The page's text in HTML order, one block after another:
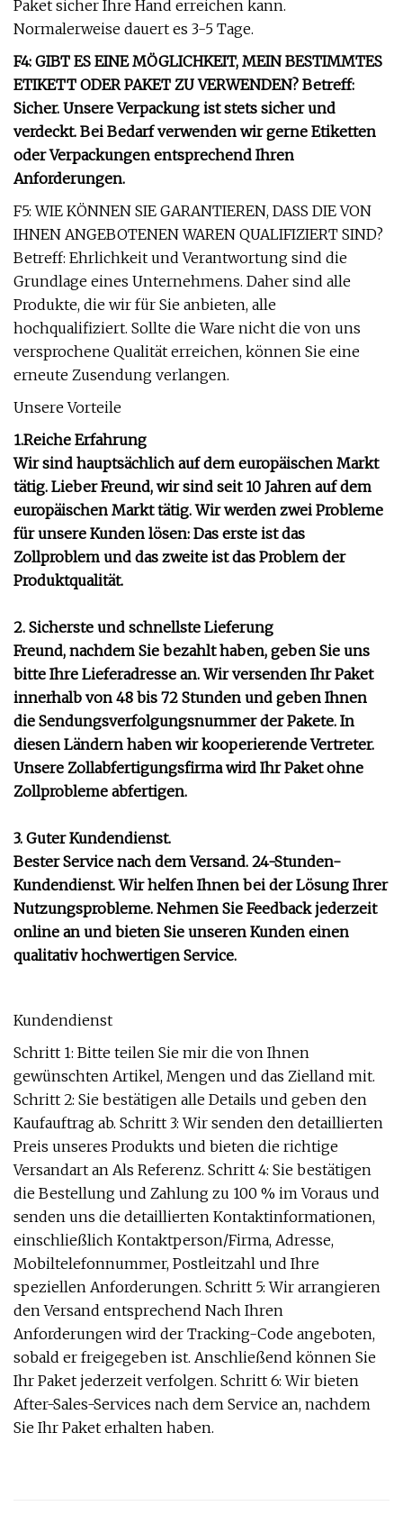
Paket sicher Ihre Hand erreichen kann.
Normalerweise dauert es 3-5 Tage.
F4: GIBT ES EINE MÖGLICHKEIT, MEIN BESTIMMTES
ETIKETT ODER PAKET ZU VERWENDEN? Betreff:
Sicher. Unsere Verpackung ist stets sicher und
verdeckt. Bei Bedarf verwenden wir gerne Etiketten
oder Verpackungen entsprechend Ihren
Anforderungen.
F5: WIE KÖNNEN SIE GARANTIEREN, DASS DIE VON
IHNEN ANGEBOTENEN WAREN QUALIFIZIERT SIND?
Betreff: Ehrlichkeit und Verantwortung sind die
Grundlage eines Unternehmens. Daher sind alle
Produkte, die wir für Sie anbieten, alle
hochqualifiziert. Sollte die Ware nicht die von uns
versprochene Qualität erreichen, können Sie eine
erneute Zusendung verlangen.
Unsere Vorteile
1.Reiche Erfahrung
Wir sind hauptsächlich auf dem europäischen Markt
tätig. Lieber Freund, wir sind seit 10 Jahren auf dem
europäischen Markt tätig. Wir werden zwei Probleme
für unsere Kunden lösen: Das erste ist das
Zollproblem und das zweite ist das Problem der
Produktqualität.
2. Sicherste und schnellste Lieferung
Freund, nachdem Sie bezahlt haben, geben Sie uns
bitte Ihre Lieferadresse an. Wir versenden Ihr Paket
innerhalb von 48 bis 72 Stunden und geben Ihnen
die Sendungsverfolgungsnummer der Pakete. In
diesen Ländern haben wir kooperierende Vertreter.
Unsere Zollabfertigungsfirma wird Ihr Paket ohne
Zollprobleme abfertigen.
3. Guter Kundendienst.
Bester Service nach dem Versand. 24-Stunden-
Kundendienst. Wir helfen Ihnen bei der Lösung Ihrer
Nutzungsprobleme. Nehmen Sie Feedback jederzeit
online an und bieten Sie unseren Kunden einen
qualitativ hochwertigen Service.
Kundendienst
Schritt 1: Bitte teilen Sie mir die von Ihnen
gewünschten Artikel, Mengen und das Zielland mit.
Schritt 2: Sie bestätigen alle Details und geben den
Kaufauftrag ab. Schritt 3: Wir senden den detaillierten
Preis unseres Produkts und bieten die richtige
Versandart an Als Referenz. Schritt 4: Sie bestätigen
die Bestellung und Zahlung zu 100 % im Voraus und
senden uns die detaillierten Kontaktinformationen,
einschließlich Kontaktperson/Firma, Adresse,
Mobiltelefonnummer, Postleitzahl und Ihre
speziellen Anforderungen. Schritt 5: Wir arrangieren
den Versand entsprechend Nach Ihren
Anforderungen wird der Tracking-Code angeboten,
sobald er freigegeben ist. Anschließend können Sie
Ihr Paket jederzeit verfolgen. Schritt 6: Wir bieten
After-Sales-Services nach dem Service an, nachdem
Sie Ihr Paket erhalten haben.